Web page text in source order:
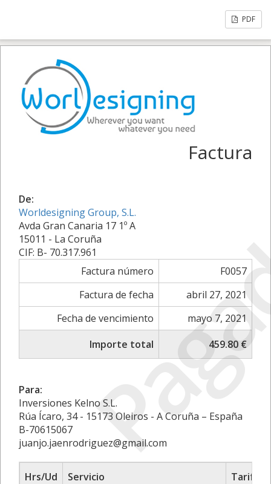
PDF
Factura
De:
Worldesigning Group, S.L.
Avda Gran Canaria 17 1º A
15011 - La Coruña
CIF: B- 70.317.961
Factura número
F0057
Factura de fecha
abril 27, 2021
Fecha de vencimiento
mayo 7, 2021
Importe total
459.80 €
Para:
Inversiones Kelno S.L.
Rúa Ícaro, 34 - 15173 Oleiros - A Coruña – España
B-70615067
juanjo.jaenrodriguez@gmail.com
Hrs/Ud Servicio
Tarifa/